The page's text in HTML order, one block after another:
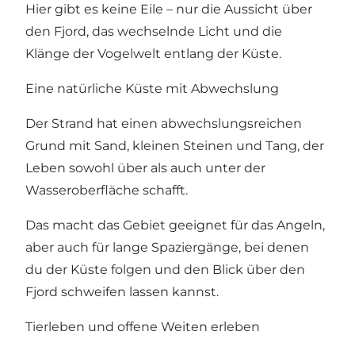
Hier gibt es keine Eile – nur die Aussicht über
den Fjord, das wechselnde Licht und die
Klänge der Vogelwelt entlang der Küste.
Eine natürliche Küste mit Abwechslung
Der Strand hat einen abwechslungsreichen
Grund mit Sand, kleinen Steinen und Tang, der
Leben sowohl über als auch unter der
Wasseroberfläche schafft.
Das macht das Gebiet geeignet für das Angeln,
aber auch für lange Spaziergänge, bei denen
du der Küste folgen und den Blick über den
Fjord schweifen lassen kannst.
Tierleben und offene Weiten erleben